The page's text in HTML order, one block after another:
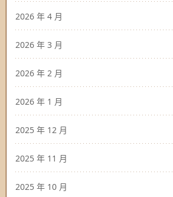
2026 年 4 月
2026 年 3 月
2026 年 2 月
2026 年 1 月
2025 年 12 月
2025 年 11 月
2025 年 10 月